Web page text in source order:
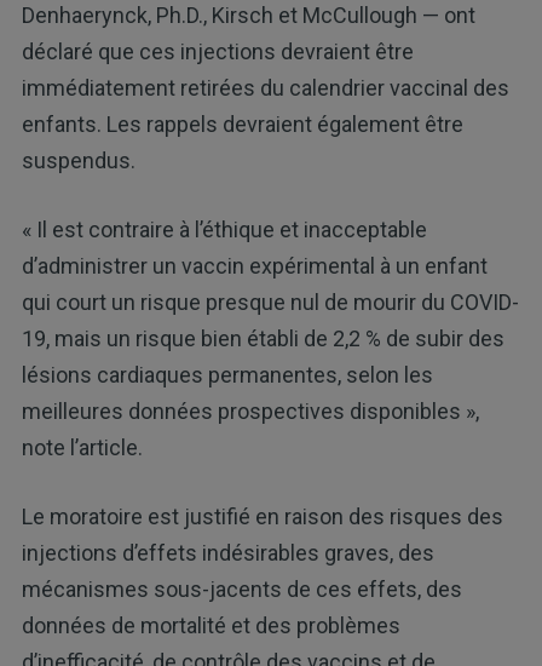
Denhaerynck, Ph.D., Kirsch et McCullough — ont
déclaré que ces injections devraient être
immédiatement retirées du calendrier vaccinal des
enfants. Les rappels devraient également être
suspendus.
« Il est contraire à l’éthique et inacceptable
d’administrer un vaccin expérimental à un enfant
qui court un risque presque nul de mourir du COVID-
19, mais un risque bien établi de 2,2 % de subir des
lésions cardiaques permanentes, selon les
meilleures données prospectives disponibles »,
note l’article.
Le moratoire est justifié en raison des risques des
injections d’effets indésirables graves, des
mécanismes sous-jacents de ces effets, des
données de mortalité et des problèmes